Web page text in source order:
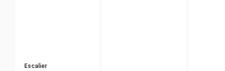
Escalier